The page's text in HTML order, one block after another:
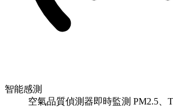
智能感測
空氣品質偵測器即時監測 PM2.5、